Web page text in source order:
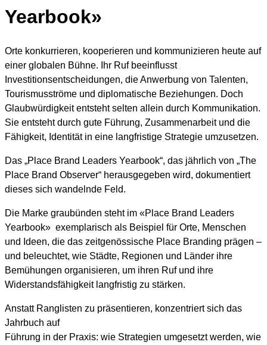
Yearbook»
Orte konkurrieren, kooperieren und kommunizieren heute auf
einer globalen Bühne. Ihr Ruf beeinflusst
Investitionsentscheidungen, die Anwerbung von Talenten,
Tourismusströme und diplomatische Beziehungen. Doch
Glaubwürdigkeit entsteht selten allein durch Kommunikation.
Sie entsteht durch gute Führung, Zusammenarbeit und die
Fähigkeit, Identität in eine langfristige Strategie umzusetzen.
Das „Place Brand Leaders Yearbook“, das jährlich von „The
Place Brand Observer“ herausgegeben wird, dokumentiert
dieses sich wandelnde Feld.
Die Marke graubünden steht im «Place Brand Leaders
Yearbook» exemplarisch als Beispiel für Orte, Menschen
und Ideen, die das zeitgenössische Place Branding prägen –
und beleuchtet, wie Städte, Regionen und Länder ihre
Bemühungen organisieren, um ihren Ruf und ihre
Widerstandsfähigkeit langfristig zu stärken.
Anstatt Ranglisten zu präsentieren, konzentriert sich das
Jahrbuch auf
Führung in der Praxis: wie Strategien umgesetzt werden, wie